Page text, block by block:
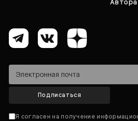
Подписаться
Я согласен на получение